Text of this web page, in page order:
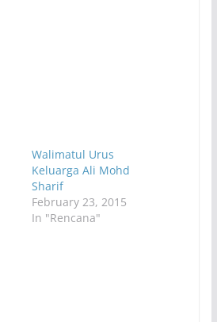
Walimatul Urus
Keluarga Ali Mohd
Sharif
February 23, 2015
In "Rencana"